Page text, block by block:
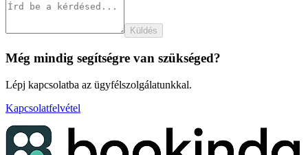
Küldés
Még mindig segítségre van szükséged?
Lépj kapcsolatba az ügyfélszolgálatunkkal.
Kapcsolatfelvétel